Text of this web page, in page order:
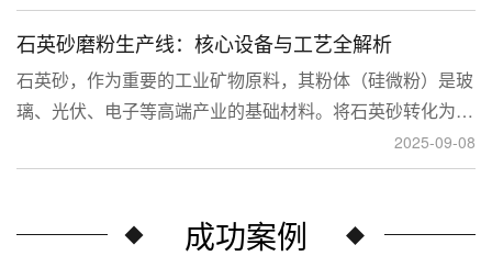
裹金或与特定矿物共生的金流失到尾矿中，造成了巨大的经
济损失。
石英砂磨粉生产线：核心设备与工艺全解析
石英砂，作为重要的工业矿物原料，其粉体（硅微粉）是玻
璃、光伏、电子等高端产业的基础材料。将石英砂转化为高
附加值的粉体，离不开一套专业的石英砂磨粉成套设备。本
文将从设备、工艺到应用，为您全面解析这条生产线。
2025-09-08
成功案例